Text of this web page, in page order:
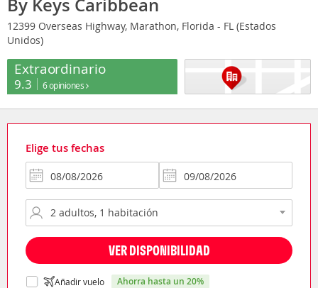
By Keys Caribbean
12399 Overseas Highway, Marathon, Florida - FL (Estados
Unidos)
Extraordinario
9.3 6 opiniones
Elige tus fechas
VER DISPONIBILIDAD
Añadir vuelo ahorra hasta un 20%